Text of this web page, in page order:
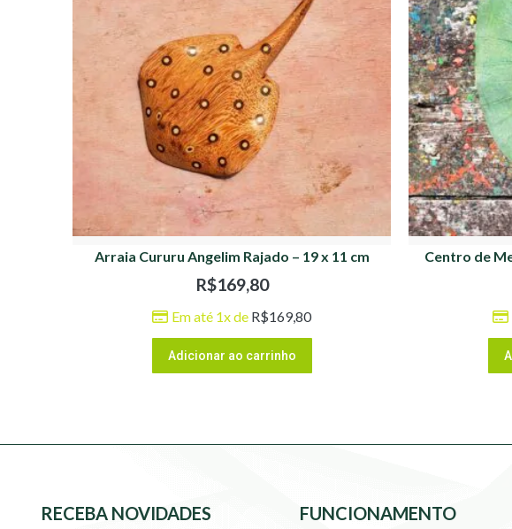
Arraia Cururu Angelim Rajado – 19 x 11 cm
R$169,80
Em até 1x de R$169,80
Adicionar ao carrinho
Centro de
RECEBA NOVIDADES FUNCIONAMENTO